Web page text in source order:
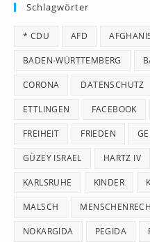
Schlagwörter
* CDU AFD
BADEN-WÜRTTEMBERG
CORONA DATENSCHUTZ
ETTLINGEN FACEBOOK
FREIHEIT FRIEDEN
GÜZEY ISRAEL HARTZ IV
KARLSRUHE KINDER
MALSCH
NOKARGIDA PEGIDA